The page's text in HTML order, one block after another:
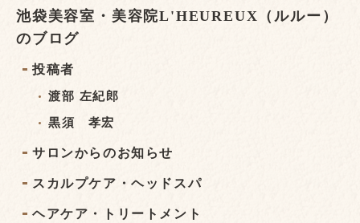
池袋美容室・美容院L'HEUREUX（ルルー）
のブログ
投稿者
渡部 左紀郎
黒須 孝宏
サロンからのお知らせ
スカルプケア・ヘッドスパ
ヘアケア・トリートメント